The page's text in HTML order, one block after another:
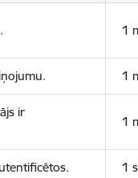
1
1
ir
1
1